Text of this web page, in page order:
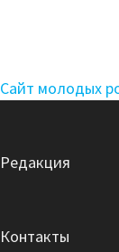
Сайт молодых
Редакция
Контакты